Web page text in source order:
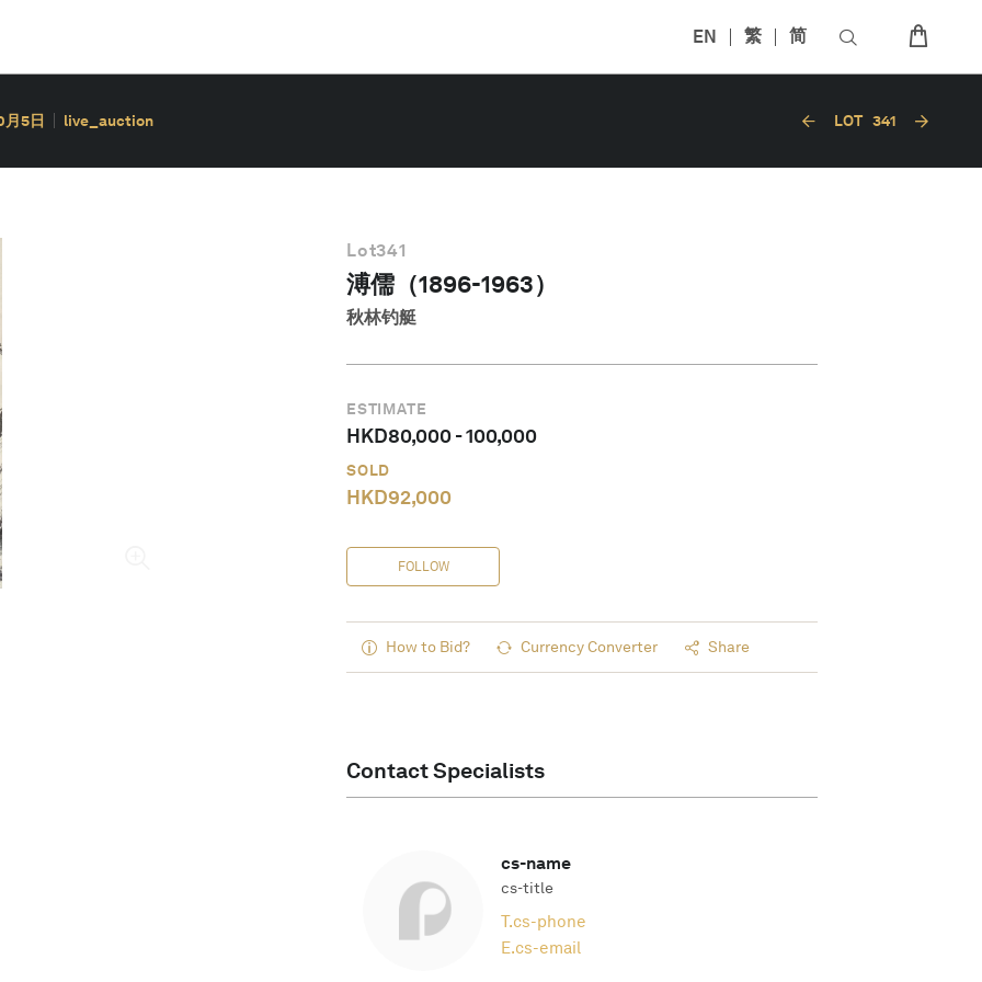
EN 繁 简
月5日 live_auction LOT 341
Lot341
溥儒（1896-1963）
秋林钓艇
ESTIMATE
HKD80,000-100,000
SOLD
HKD92,000
FOLLOW
How to Bid? Currency Converter Share
Contact Specialists
cs-name
cs-title
T.cs-phone
E.cs-email